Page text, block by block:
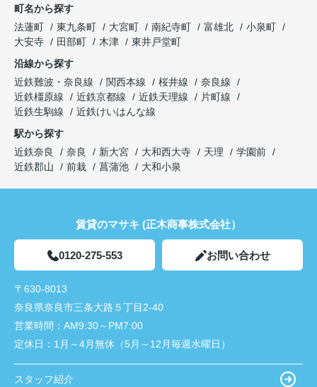
町名から探す
法蓮町
東九条町 大宮町 南紀寺町 富雄北
小泉町
大安寺
田部町 木津
東井戸堂町
沿線から探す
近鉄難波・奈良線
関西本線 桜井線
奈良線
近鉄橿原線
近鉄京都線 近鉄天理線
片町線
近鉄生駒線
近鉄けいはんな線
駅から探す
近鉄奈良
奈良 新大宮 大和西大寺 天理
学園前
近鉄郡山
前栽 菖蒲池 大和小泉
賃貸のマサキ (正木商事株式会社）
0120-275-553 お問い合わせ
〒630-8013
奈良県奈良市三条大路５丁目2-40
営業時間： AM9:30～PM7:00
定休日： 1月～4月無休（5月～12月毎週水曜日）
スタッフ紹介